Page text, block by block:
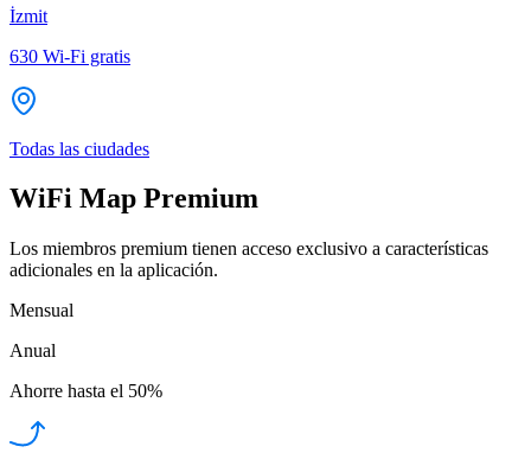
İzmit
630 Wi-Fi gratis
Todas las ciudades
WiFi Map Premium
Los miembros premium tienen acceso exclusivo a características
adicionales en la aplicación.
Mensual
Anual
Ahorre hasta el 50%